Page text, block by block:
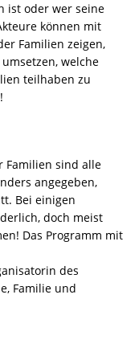
ist oder wer seine
können mit
Familien zeigen,
welche
teilhaben zu
Familien sind alle
angegeben,
Bei einigen
doch meist
Das Programm mit
des
Familie und